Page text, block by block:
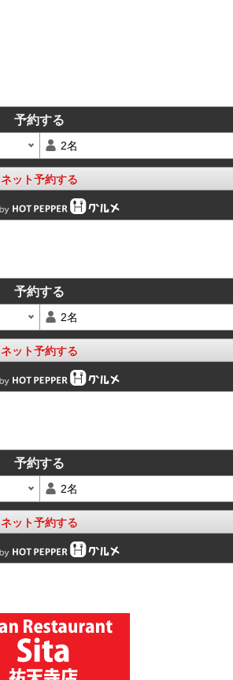
予約する
ネット予約する
予約する
ネット予約する
予約する
ネット予約する